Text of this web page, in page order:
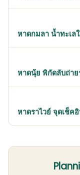
หาดกมลา น้ำทะเล
หาดนุ้ย พิกัดลับถ่า
หาดราไวย์ จุดเช็ค